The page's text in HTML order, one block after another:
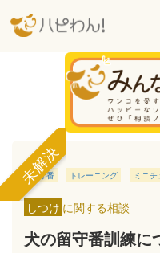
未解決
留守番 トレーニング ミニ
しつけ に関する相談
犬の留守番訓練に